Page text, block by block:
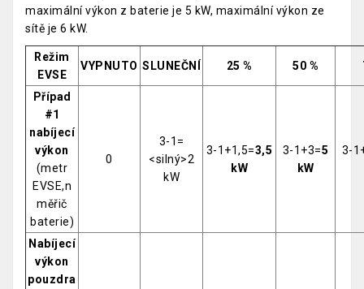
maximální výkon z baterie je 5 kW, maximální výkon ze
sítě je 6 kW.
Režim
EVSE
VYPNUTO SLUNEČNÍ 25 % 50 %
Případ
#1
nabíjecí
výkon
(metr
EVSE,n
měřič
baterie)
0
3-1=
<silný>2
kW
3-1+1,5=3,5
kW
3-1+3=5
kW
3-
Nabíjecí
výkon
pouzdra